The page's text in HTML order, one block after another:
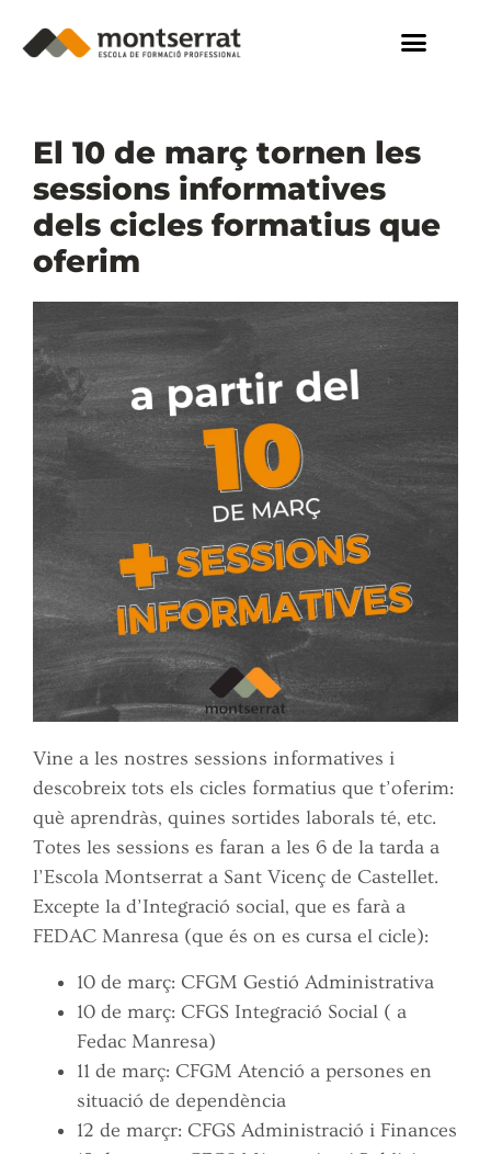
El 10 de març tornen les
sessions informatives
dels cicles formatius que
oferim
Vine a les nostres sessions informatives i
descobreix tots els cicles formatius que t’oferim:
què aprendràs, quines sortides laborals té, etc.
Totes les sessions es faran a les 6 de la tarda a
l’Escola Montserrat a Sant Vicenç de Castellet.
Excepte la d’Integració social, que es farà a
FEDAC Manresa (que és on es cursa el cicle):
10 de març: CFGM Gestió Administrativa
10 de març: CFGS Integració Social ( a
Fedac Manresa)
11 de març: CFGM Atenció a persones en
situació de dependència
12 de marçr: CFGS Administració i Finances